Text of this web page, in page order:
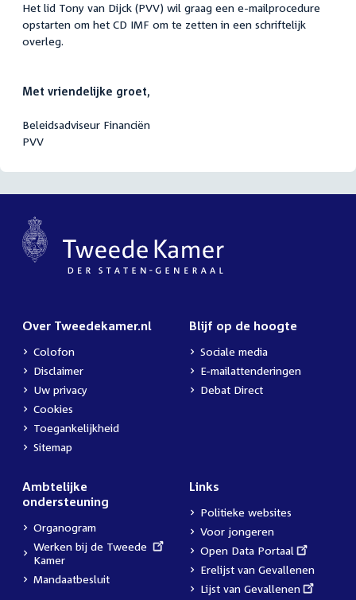
Het lid Tony van Dijck (PVV) wil graag een e-mailprocedure
opstarten om het CD IMF om te zetten in een schriftelijk
overleg.
Met vriendelijke groet,
Beleidsadviseur Financiën
PVV
Over Tweedekamer.nl
Colofon
Disclaimer
Uw privacy
Cookies
Toegankelijkheid
Sitemap
Blijf op de hoogte
Sociale media
E-mailattenderingen
Debat Direct
Ambtelijke
ondersteuning
Organogram
External
link:
Werken bij de Tweede
Kamer
Mandaatbesluit
Links
Politieke websites
Voor jongeren
External
link:
Open Data Portaal
Erelijst van Gevallenen
External
Lijst van Gevallenen